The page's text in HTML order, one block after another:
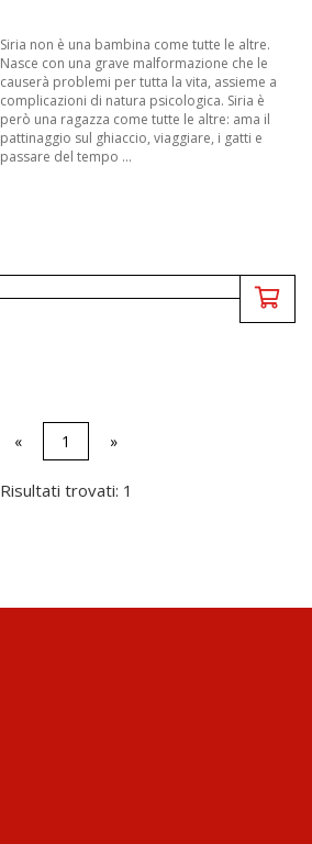
Siria non è una bambina come tutte le altre.
Nasce con una grave malformazione che le
causerà problemi per tutta la vita, assieme a
complicazioni di natura psicologica. Siria è
però una ragazza come tutte le altre: ama il
pattinaggio sul ghiaccio, viaggiare, i gatti e
passare del tempo ...
« 1 »
Risultati trovati: 1